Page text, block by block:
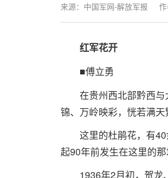
来源：中国军网-解放军报
红军花开
■傅立勇
在贵州西北部黔西
锦、万岭映彩，恍若满天
这里的杜鹃花，有
起90年前发生在这里的那
1936年2月初，贺龙